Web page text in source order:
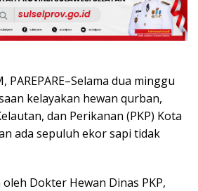
PAREPARE–Selama dua minggu
kelayakan hewan qurban,
dan Perikanan (PKP) Kota
ada sepuluh ekor sapi tidak
Dokter Hewan Dinas PKP,